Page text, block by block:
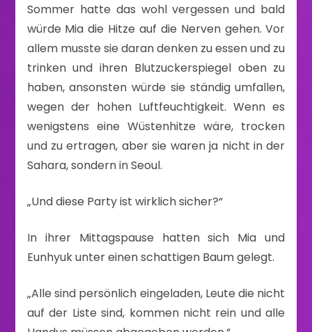
Sommer hatte das wohl vergessen und bald
würde Mia die Hitze auf die Nerven gehen. Vor
allem musste sie daran denken zu essen und zu
trinken und ihren Blutzuckerspiegel oben zu
haben, ansonsten würde sie ständig umfallen,
wegen der hohen Luftfeuchtigkeit. Wenn es
wenigstens eine Wüstenhitze wäre, trocken
und zu ertragen, aber sie waren ja nicht in der
Sahara, sondern in Seoul.
„Und diese Party ist wirklich sicher?“
In ihrer Mittagspause hatten sich Mia und
Eunhyuk unter einen schattigen Baum gelegt.
„Alle sind persönlich eingeladen, Leute die nicht
auf der Liste sind, kommen nicht rein und alle